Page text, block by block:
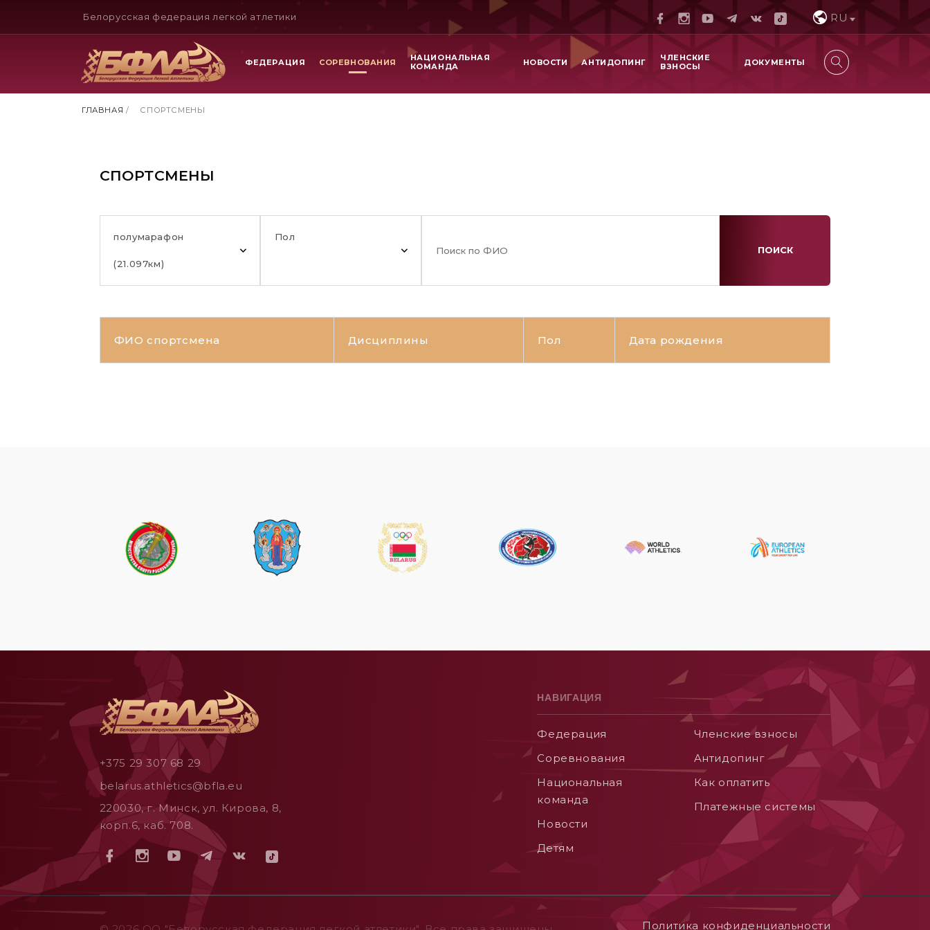
Белорусская федерация легкой атлетики RU
ФЕДЕРАЦИЯ СОРЕВНОВАНИЯ
НАЦИОНАЛЬНАЯ
КОМАНДА
НОВОСТИ АНТИДОПИНГ
ЧЛЕНСКИЕ
ВЗНОСЫ
ДОКУМЕНТЫ
ГЛАВНАЯ / СПОРТСМЕНЫ
СПОРТСМЕНЫ
полумарафон
(21.097км)
Пол
ПОИСК
ФИО спортсмена Дисциплины Пол Дата рождения
+375 29 307 68 29
belarus.athletics@bfla.eu
220030, г. Минск, ул. Кирова, 8,
корп.6, каб. 708.
НАВИГАЦИЯ
Федерация
Соревнования
Национальная
команда
Новости
Детям
Членские взносы
Aнтидопинг
Как оплатить
Платежные системы
Политика конфиденциальности